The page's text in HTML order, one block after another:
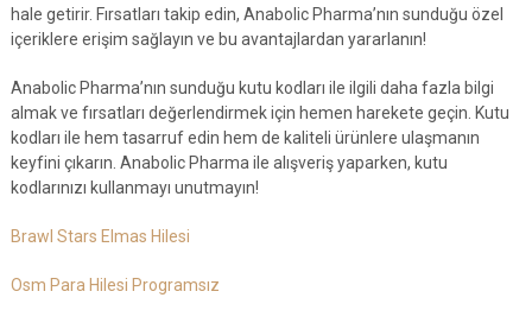
hale getirir. Fırsatları takip edin, Anabolic Pharma’nın sunduğu özel
içeriklere erişim sağlayın ve bu avantajlardan yararlanın!
Anabolic Pharma’nın sunduğu kutu kodları ile ilgili daha fazla bilgi
almak ve fırsatları değerlendirmek için hemen harekete geçin. Kutu
kodları ile hem tasarruf edin hem de kaliteli ürünlere ulaşmanın
keyfini çıkarın. Anabolic Pharma ile alışveriş yaparken, kutu
kodlarınızı kullanmayı unutmayın!
Brawl Stars Elmas Hilesi
Osm Para Hilesi Programsız